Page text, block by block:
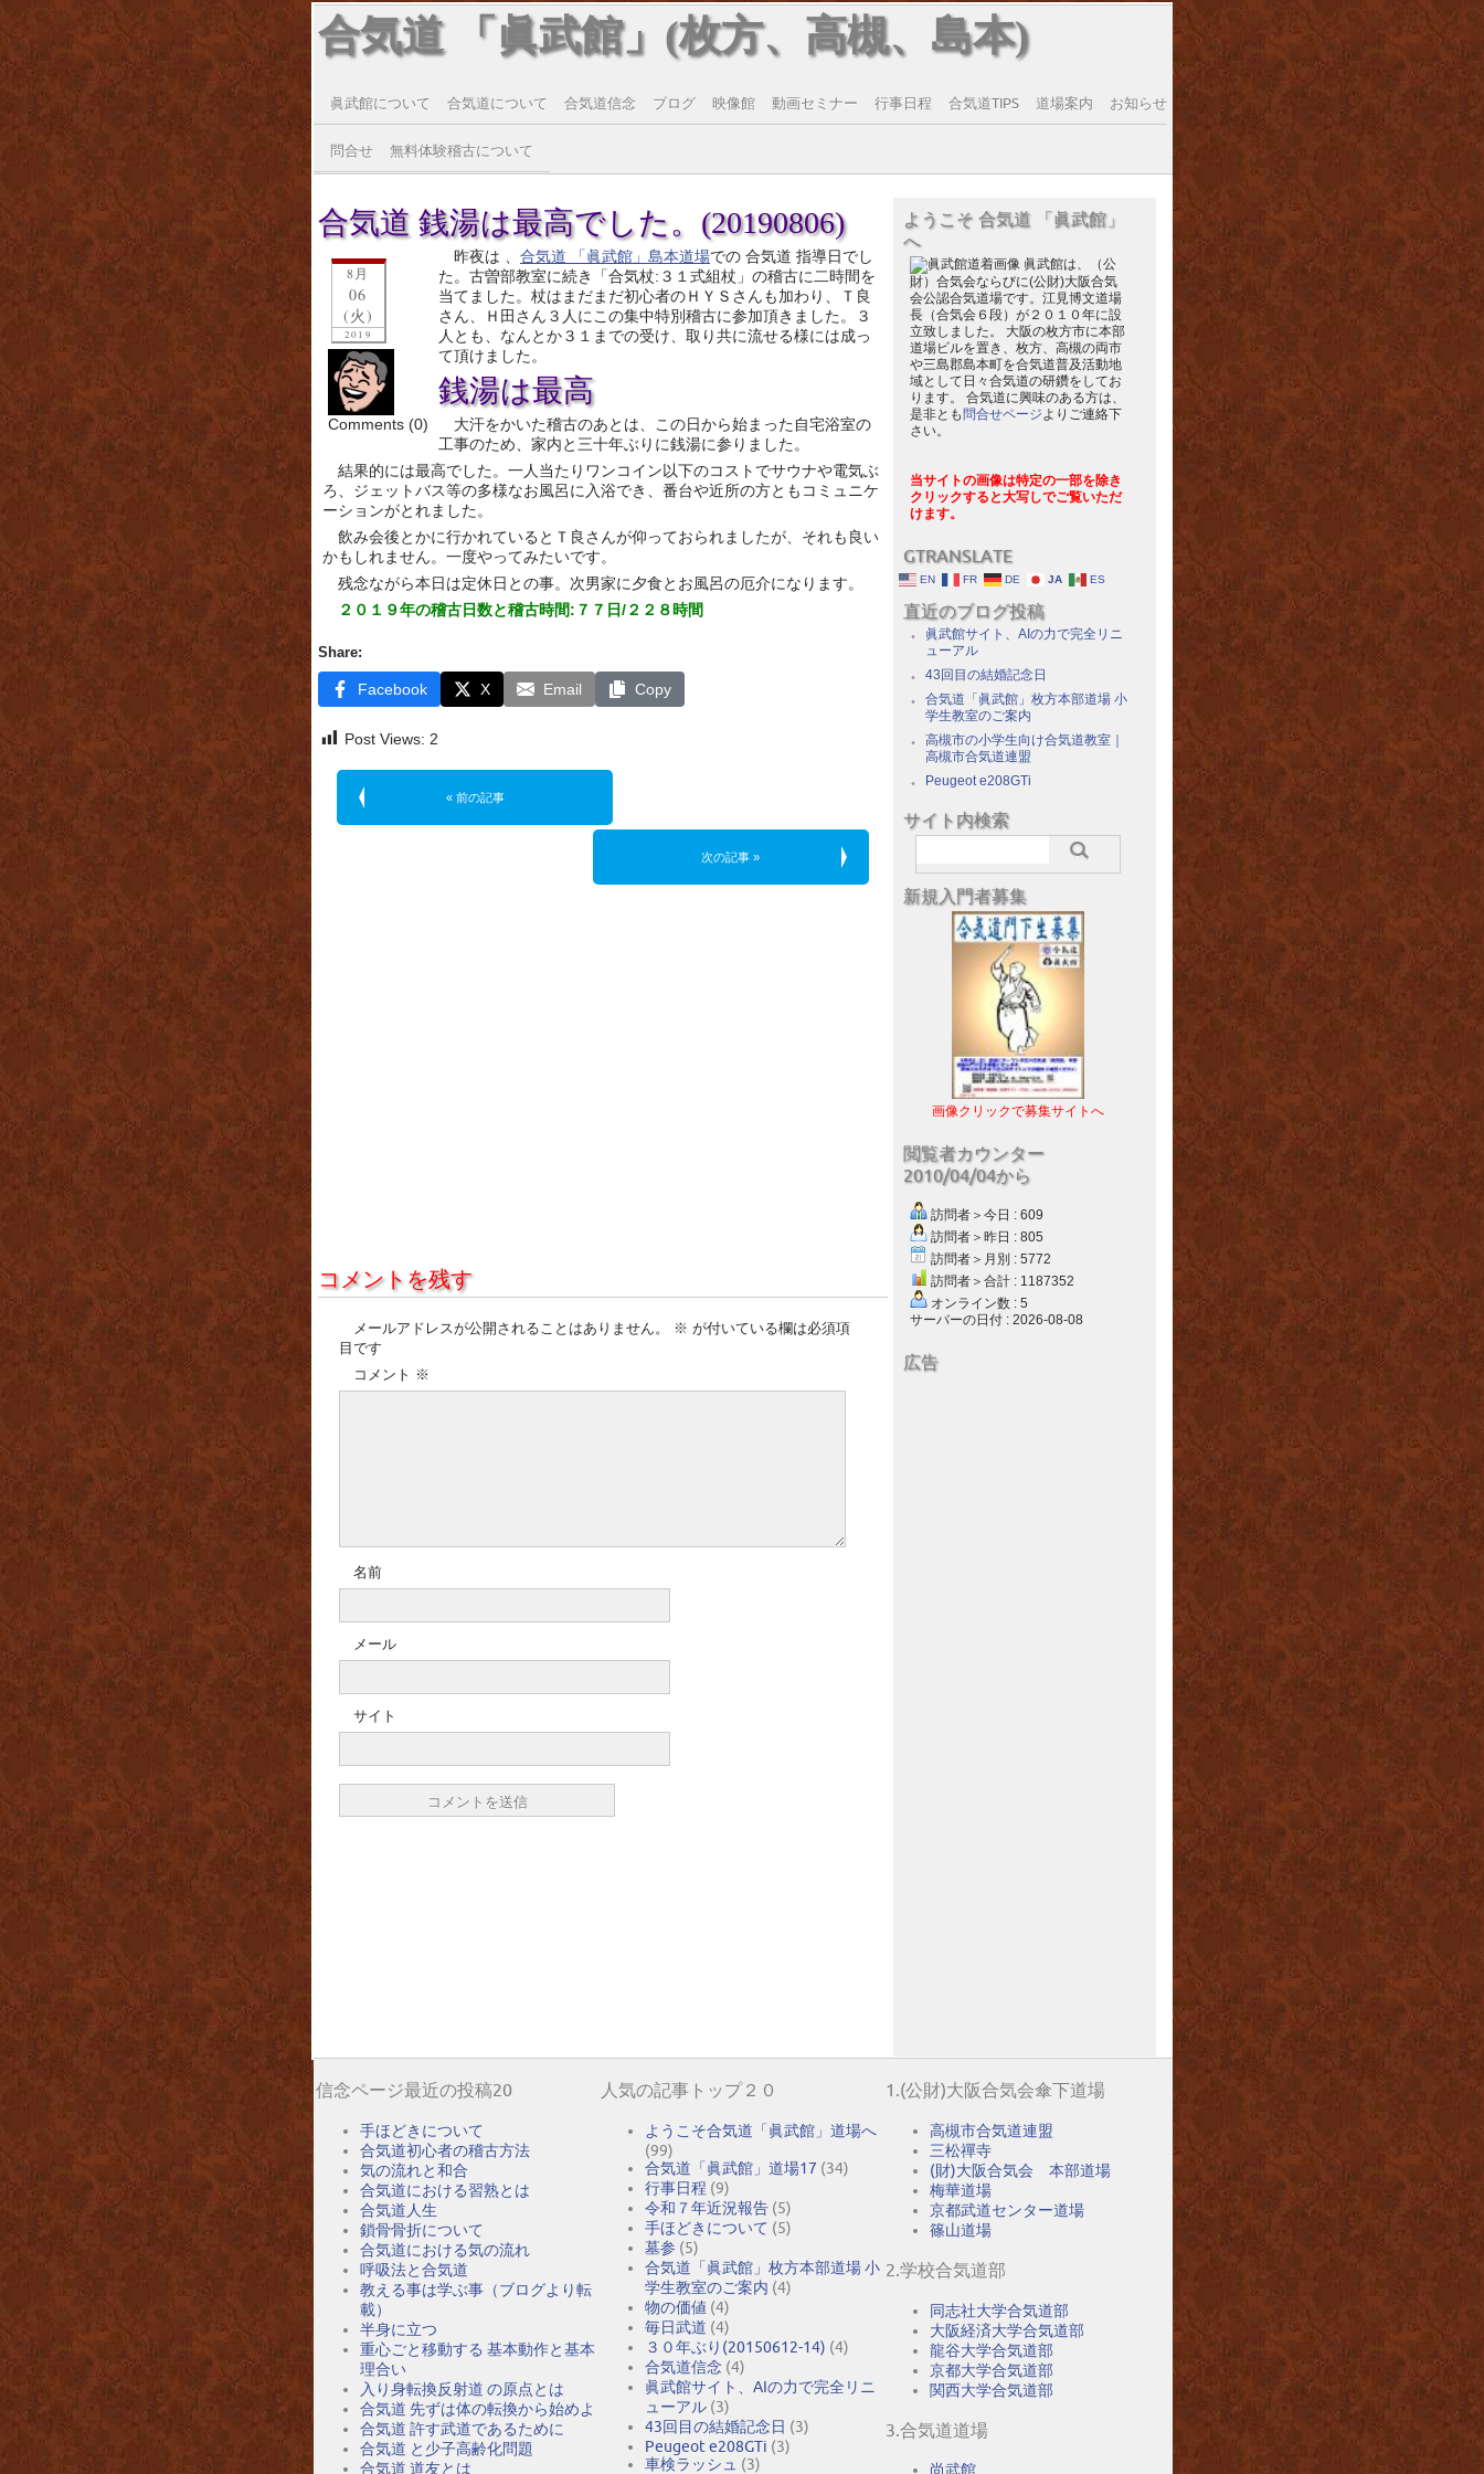
合気道 「眞武館」(枚方、高槻、島本)
眞武館について 合気道について 合気道信念 ブログ 映像館 動画セミナー 行事日程 合気道TIPS 道場案内 お知らせ
問合せ 無料体験稽古について
合気道 銭湯は最高でした。(20190806)
8月
06
(火)
2019
Comments (0)
昨夜は 、 合気道 「眞武館」島本道場での 合気道 指導日でし
た。古曽部教室に続き「合気杖:３１式組杖」の稽古に二時間を
当てました。杖はまだまだ初心者のＨＹＳさんも加わり、Ｔ良
さん、Ｈ田さん３人にこの集中特別稽古に参加頂きました。３
人とも、なんとか３１までの受け、取り共に流せる様には成っ
て頂けました。
銭湯は最高
大汗をかいた稽古のあとは、この日から始まった自宅浴室の
工事のため、家内と三十年ぶりに銭湯に参りました。
結果的には最高でした。一人当たりワンコイン以下のコストでサウナや電気ぶ
ろ、ジェットバス等の多様なお風呂に入浴でき、番台や近所の方ともコミュニケ
ーションがとれました。
飲み会後とかに行かれているとＴ良さんが仰っておられましたが、それも良い
かもしれません。一度やってみたいです。
残念ながら本日は定休日との事。次男家に夕食とお風呂の厄介になります。
２０１９年の稽古日数と稽古時間:７７日/２２８時間
Share:
Facebook X Email Copy
Post Views: 2
« 前の記事
次の記事 »
コメントを残す
メールアドレスが公開されることはありません。 ※ が付いている欄は必須項
目です
コメント ※
名前
メール
サイト
ようこそ 合気道 「眞武館」
へ
眞武館は、（公
財）合気会ならびに(公財)大阪合気
会公認合気道場です。江見博文道場
長（合気会６段）が２０１０年に設
立致しました。 大阪の枚方市に本部
道場ビルを置き、枚方、高槻の両市
や三島郡島本町を合気道普及活動地
域として日々合気道の研鑽をしてお
ります。 合気道に興味のある方は、
是非とも 問合せページよりご連絡下
さい。
当サイトの画像は特定の一部を除き
クリックすると大写しでご覧いただ
けます。
GTRANSLATE
EN FR DE JA ES
直近のブログ投稿
眞武館サイト、AIの力で完全リニ
ューアル
43回目の結婚記念日
合気道「眞武館」枚方本部道場 小
学生教室のご案内
高槻市の小学生向け合気道教室｜
高槻市合気道連盟
Peugeot e208GTi
サイト内検索
新規入門者募集
画像クリックで募集サイトへ
閲覧者カウンター
2010/04/04から
訪問者＞今日 : 609
訪問者＞昨日 : 805
訪問者＞月別 : 5772
訪問者＞合計 : 1187352
オンライン数 : 5
サーバーの日付 : 2026-08-08
広告
信念ページ最近の投稿20
手ほどきについて
合気道初心者の稽古方法
気の流れと和合
合気道における習熟とは
合気道人生
鎖骨骨折について
合気道における気の流れ
呼吸法と合気道
教える事は学ぶ事（ブログより転
載）
半身に立つ
重心ごと移動する 基本動作と基本
理合い
入り身転換反射道 の原点とは
合気道 先ずは体の転換から始めよ
合気道 許す武道であるために
合気道 と少子高齢化問題
合気道 道友とは
人気の記事トップ２０
ようこそ合気道「眞武館」道場へ
(99)
合気道「眞武館」道場17 (34)
行事日程 (9)
令和７年近況報告 (5)
手ほどきについて (5)
墓参 (5)
合気道「眞武館」枚方本部道場 小
学生教室のご案内 (4)
物の価値 (4)
毎日武道 (4)
３０年ぶり(20150612-14) (4)
合気道信念 (4)
眞武館サイト、AIの力で完全リニ
ューアル (3)
43回目の結婚記念日 (3)
Peugeot e208GTi (3)
車検ラッシュ (3)
1.(公財)大阪合気会傘下道場
高槻市合気道連盟
三松禪寺
(財)大阪合気会 本部道場
梅華道場
京都武道センター道場
篠山道場
2.学校合気道部
同志社大学合気道部
大阪経済大学合気道部
龍谷大学合気道部
京都大学合気道部
関西大学合気道部
3.合気道道場
尚武館